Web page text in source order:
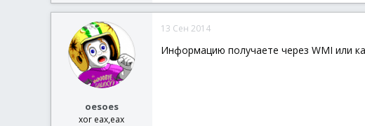
oesoes
xor eax,eax
13 Сен 2014
Информацию получаете через WMI или